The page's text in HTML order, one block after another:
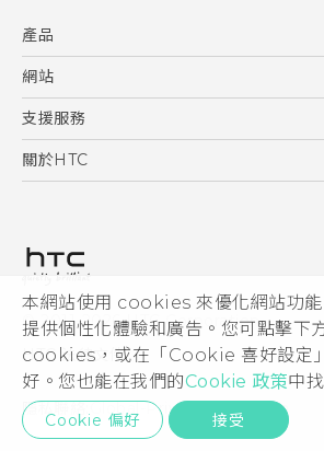
本網站使用 cookies 來優化網站功能
提供個性化體驗和廣告。您可點擊下
cookies，或在「Cookie 喜好設定
好。您也能在我們的Cookie 政策中
Cookie 偏好 接受
產品
5G
智能手機
區塊鍊手機
網站
HTC Dev
HTC Research
支援服務
服務中心
關於HTC
私隱政策
產品安全
加入HTC
Security and Privacy Whitepaper
© 2011-2026 HTC Corporation
HTC 法律文件
隱私聯絡:Global-Privacy@htc.com